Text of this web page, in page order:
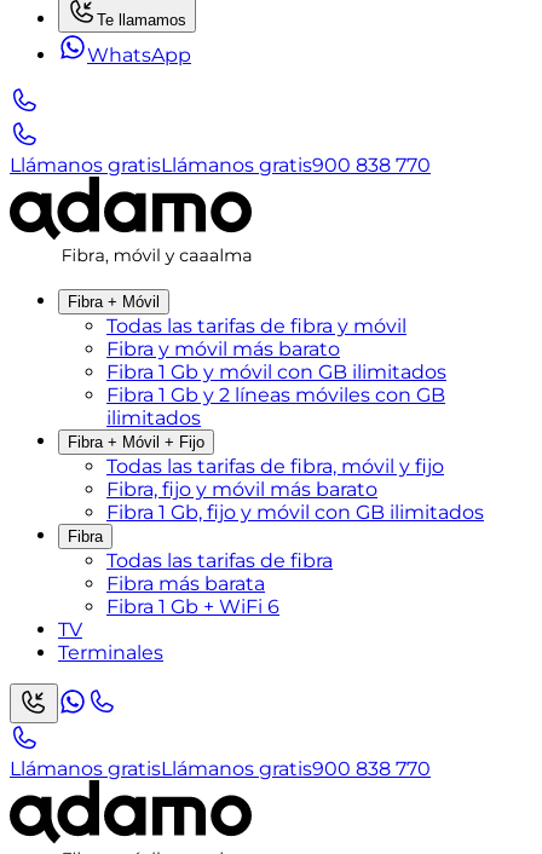
Te llamamos
WhatsApp
Llámanos gratisLlámanos gratis900 838 770
Fibra + Móvil
Todas las tarifas de fibra y móvil
Fibra y móvil más barato
Fibra 1 Gb y móvil con GB ilimitados
Fibra 1 Gb y 2 líneas móviles con GB
ilimitados
Fibra + Móvil + Fijo
Todas las tarifas de fibra, móvil y fijo
Fibra, fijo y móvil más barato
Fibra 1 Gb, fijo y móvil con GB ilimitados
Fibra
Todas las tarifas de fibra
Fibra más barata
Fibra 1 Gb + WiFi 6
TV
Terminales
Llámanos gratisLlámanos gratis900 838 770